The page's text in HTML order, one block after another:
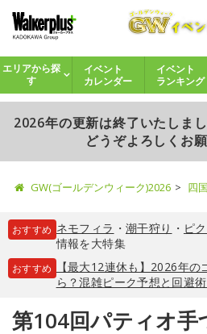
エリアから探
す
イベント
カレンダー
イベント
ランキング
2026年の更新は終了いたしま
どうぞよろしくお願
GW(ゴールデンウィーク)2026 四
おすすめ ネモフィラ ・ 潮干狩り ・ ピ
情報を大特集
おすすめ
【最大12連休も】2026年
ら？混雑ピーク予想と回避
第104回パティオ手